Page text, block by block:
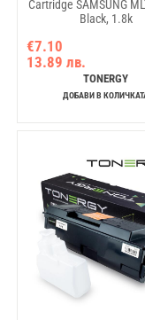
Cartridge SAMSUNG
Black, 1.8k
€7.10
13.89 лв.
TONERGY
ДОБАВИ В